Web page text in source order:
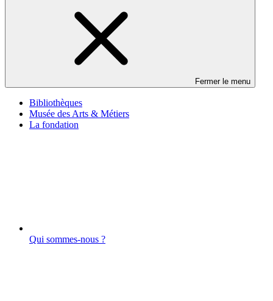
Fermer le menu
Bibliothèques
Musée des Arts & Métiers
La fondation
Qui sommes-nous ?